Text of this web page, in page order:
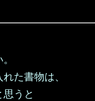
た書物は、
うと